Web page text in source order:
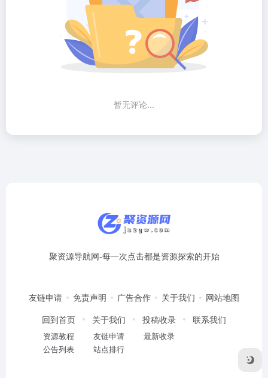
暂无评论...
聚资源导航网-每一次点击都是资源探索的开始
友链申请 免责声明 广告合作 关于我们
网站地图
回到首页
资源教程
公告列表
关于我们
友链申请
站点排行
投稿收录
最新收录
联系我们